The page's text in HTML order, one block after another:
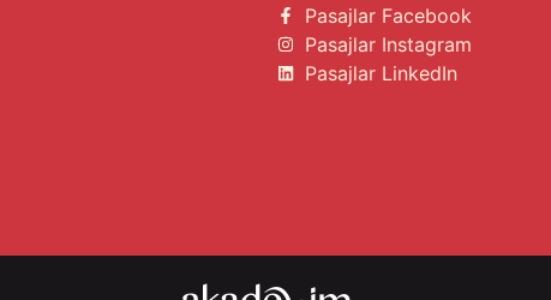
Pasajlar Facebook
Pasajlar Instagram
Pasajlar LinkedIn